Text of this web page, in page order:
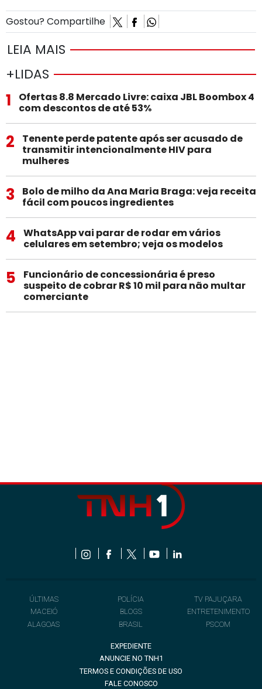
Gostou? Compartilhe
LEIA MAIS
+LIDAS
1
Ofertas 8.8 Mercado Livre: caixa JBL Boombox 4
com descontos de até 53%
2
Tenente perde patente após ser acusado de
transmitir intencionalmente HIV para
mulheres
3
Bolo de milho da Ana Maria Braga: veja receita
fácil com poucos ingredientes
4
WhatsApp vai parar de rodar em vários
celulares em setembro; veja os modelos
5
Funcionário de concessionária é preso
suspeito de cobrar R$ 10 mil para não multar
comerciante
ÚLTIMAS
MACEIÓ
ALAGOAS
POLÍCIA
BLOGS
BRASIL
TV PAJUÇARA
ENTRETENIMENTO
PSCOM
EXPEDIENTE
ANUNCIE NO TNH1
TERMOS E CONDIÇÕES DE USO
FALE CONOSCO